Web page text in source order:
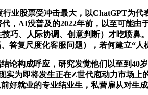
股票受冲击最大，以ChatGPT为代
，AI没普及的2022年前，以至可能
巧、人际协调、创意判断）才吃喷鼻
复尺度化客服问题），若何建立“人
构成呼应，研究发觉他们以至到40
为即将发生正在Z世代庖动力市场上
就业的专业结业生，私营雇从对生